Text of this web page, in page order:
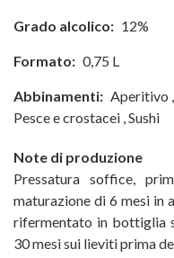
Grado alcolico: 12%
Formato: 0,75 L
Abbinamenti: Aperitivo ,
Pesce e crostacei ,Sushi
Note di produzione
Pressatura soffice,
maturazione di 6 mesi in
rifermentato in bottiglia
30 mesi sui lieviti prima